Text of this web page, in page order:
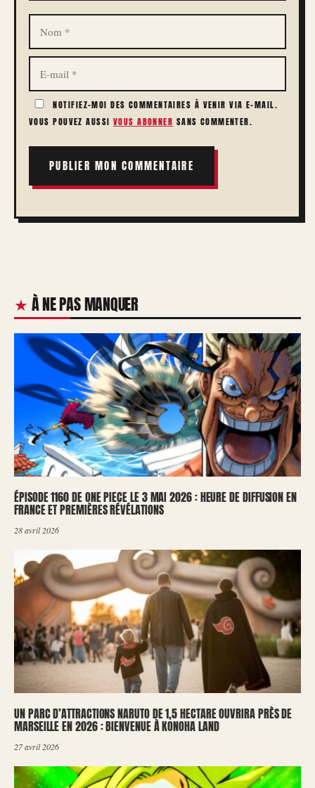
NOM
E-
MAIL
NOTIFIEZ-MOI DES COMMENTAIRES À VENIR VIA E-MAIL.
VOUS POUVEZ AUSSI VOUS ABONNER SANS COMMENTER.
À NE PAS MANQUER
ÉPISODE 1160 DE ONE PIECE LE 3 MAI 2026 : HEURE DE DIFFUSION EN
FRANCE ET PREMIÈRES RÉVÉLATIONS
28 avril 2026
UN PARC D’ATTRACTIONS NARUTO DE 1,5 HECTARE OUVRIRA PRÈS DE
MARSEILLE EN 2026 : BIENVENUE À KONOHA LAND
27 avril 2026